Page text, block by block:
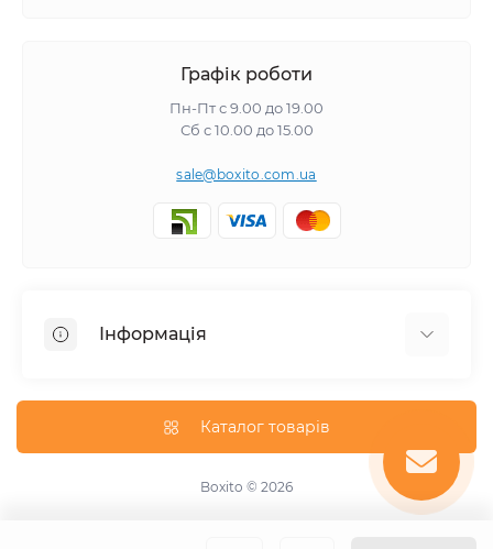
Графік роботи
Пн-Пт с 9.00 до 19.00
Сб с 10.00 до 15.00
sale@boxito.com.ua
Інформація
Про магазин
Каталог товарів
Boxito © 2026